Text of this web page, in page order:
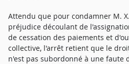
Attendu que pour condamner M.
préjudice découlant de
de cessation des paiements et
collective, l'arrêt retient que le
n'est pas subordonné à une faute